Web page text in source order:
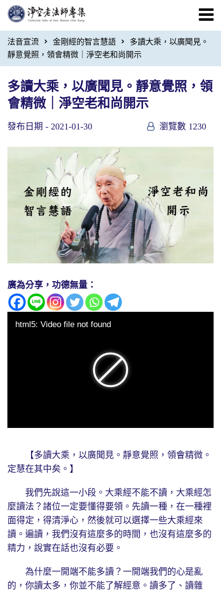
法音宣流 金剛經的智言慧語
多讀大乘，以廣聞見。
靜意覺照，領會精微｜淨空老和尚開示
多讀大乘，以廣聞見。靜意覺照，領
會精微｜淨空老和尚開示
發布日期 - 2021-01-30 瀏覽數 1230
廣為分享，功德無量：
html5: Video file not found
【多讀大乘，以廣聞見。靜意覺照，領會精微。
定慧在其中矣。】
我們先說這一小段。大乘經不能不讀，大乘經怎
麼讀法？諸位一定要懂得要領。先讀一種，在一種裡
面得定，得清淨心，然後就可以選擇一些大乘經來
讀。遍讀，我們沒有這麼多的時間，也沒有這麼多的
精力，說實在話也沒有必要。
為什麼一開端不能多讀？一開端我們的心是亂
的，你讀太多，你並不能了解經意。讀多了、讀雜